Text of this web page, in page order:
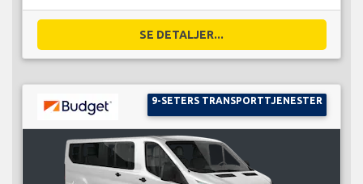
SE DETALJER...
9-SETERS TRANSPORTTJENESTER